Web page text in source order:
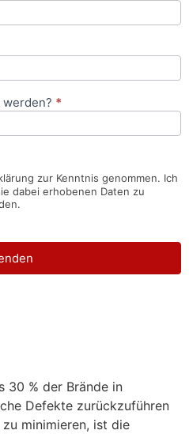
*
zur Kenntnis genommen. Ich
dabei erhobenen Daten zu
30 % der Brände in
Defekte zurückzuführen
minimieren, ist die